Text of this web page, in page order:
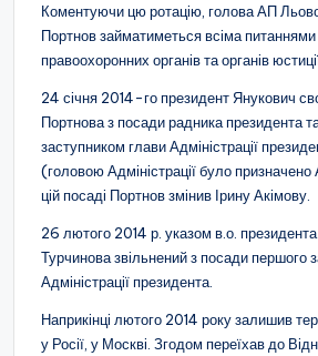
Коментуючи цю ротацію, голова АП
Портнов займатиметься всіма
правоохоронних органів та органів
24 січня 2014-го президент Янукович
Портнова з посади радника президента
заступником глави Адміністрації
(головою Адміністрації було
цій посаді Портнов змінив Ірину Акімову.
26 лютого 2014 р. указом в.о.
Турчинова звільнений з посади першого
Адміністрації президента.
Наприкінці лютого 2014 року залишив
у Росії, у Москві. Згодом переїхав до